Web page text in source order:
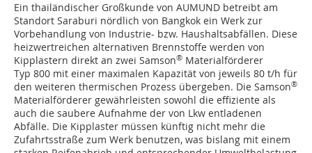
Ein thailändischer Großkunde von AUMUND betreibt am
Standort Saraburi nördlich von Bangkok ein Werk zur
Vorbehandlung von Industrie- bzw. Haushaltsabfällen. Diese
heizwertreichen alternativen Brennstoffe werden von
Kipplastern direkt an zwei Samson® Materialförderer
Typ 800 mit einer maximalen Kapazität von jeweils 80 t/h für
den weiteren thermischen Prozess übergeben. Die Samson®
Materialförderer gewährleisten sowohl die effiziente als
auch die saubere Aufnahme der von Lkw entladenen
Abfälle. Die Kipplaster müssen künftig nicht mehr die
Zufahrtsstraße zum Werk benutzen, was bislang mit einem